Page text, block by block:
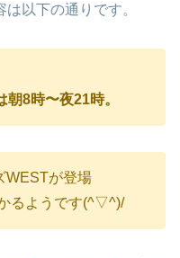
以下の通りです。
8時〜夜21時。
WESTが登場
るようです(^▽^)/